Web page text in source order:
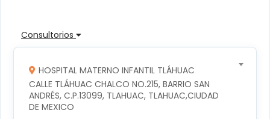
Consultorios
HOSPITAL MATERNO INFANTIL TLÁHUAC
CALLE TLÁHUAC CHALCO NO.215, BARRIO SAN
ANDRÉS, C.P.13099, TLAHUAC, TLAHUAC,CIUDAD
DE MEXICO